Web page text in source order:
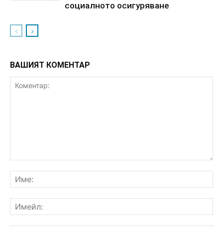
социалното осигуряване
ВАШИЯТ КОМЕНТАР